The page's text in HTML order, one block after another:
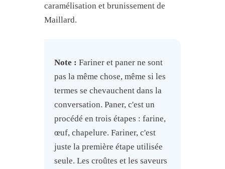
caramélisation et brunissement de
Maillard.
Note : Fariner et paner ne sont
pas la même chose, même si les
termes se chevauchent dans la
conversation. Paner, c'est un
procédé en trois étapes : farine,
œuf, chapelure. Fariner, c'est
juste la première étape utilisée
seule. Les croûtes et les saveurs